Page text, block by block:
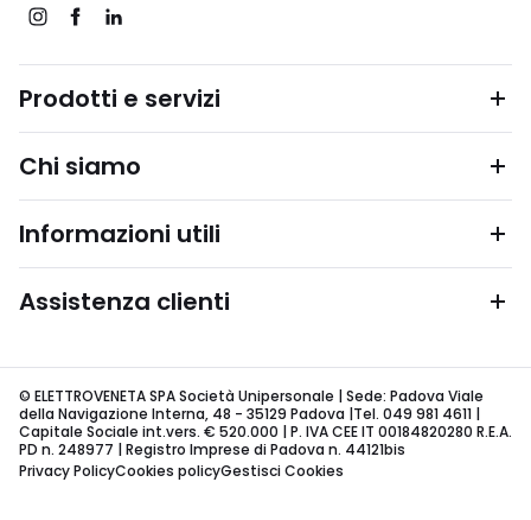
Prodotti e servizi
Chi siamo
Informazioni utili
Assistenza clienti
© ELETTROVENETA SPA Società Unipersonale | Sede: Padova Viale
della Navigazione Interna, 48 - 35129 Padova |Tel. 049 981 4611 |
Capitale Sociale int.vers. € 520.000 | P. IVA CEE IT 00184820280 R.E.A.
PD n. 248977 | Registro Imprese di Padova n. 44121bis
Privacy PolicyCookies policyGestisci Cookies